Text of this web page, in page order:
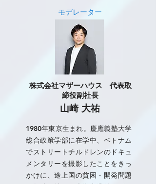
モデレーター
株式会社マザーハウス 代表取
締役副社長
山崎 大祐
1980年東京生まれ。慶應義塾大学
総合政策学部に在学中、ベトナム
でストリートチルドレンのドキュ
メンタリーを撮影したことをきっ
かけに、途上国の貧困・開発問題